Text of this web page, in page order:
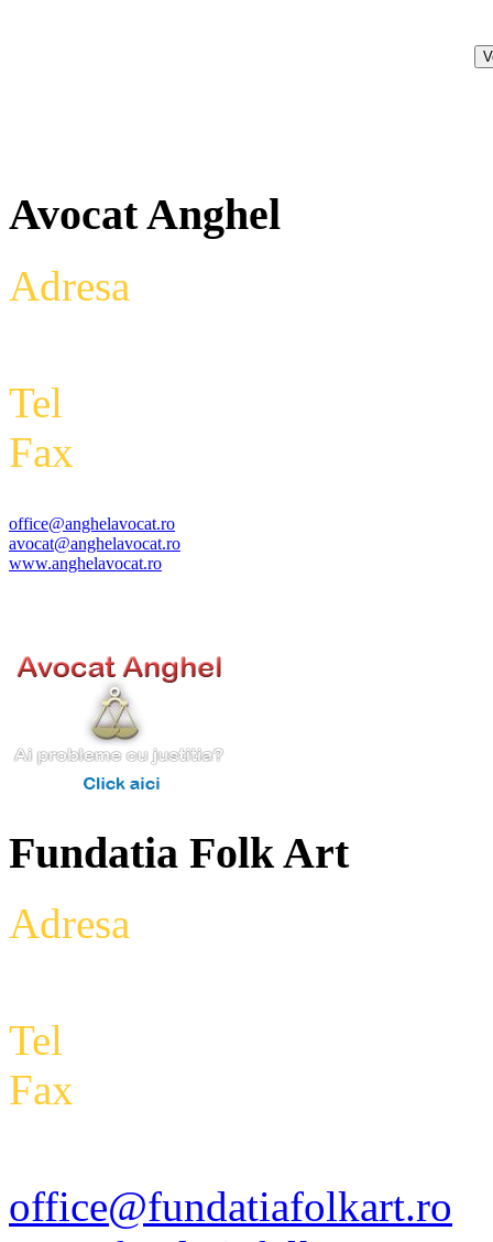
Avocat Anghel
Adresa
Tel
Fax
office@anghelavocat.ro
avocat@anghelavocat.ro
www.anghelavocat.ro
Fundatia Folk Art
Adresa
Tel
Fax
office@fundatiafolkart.ro